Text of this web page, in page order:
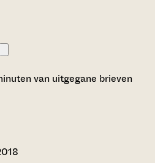
van uitgegane brieven